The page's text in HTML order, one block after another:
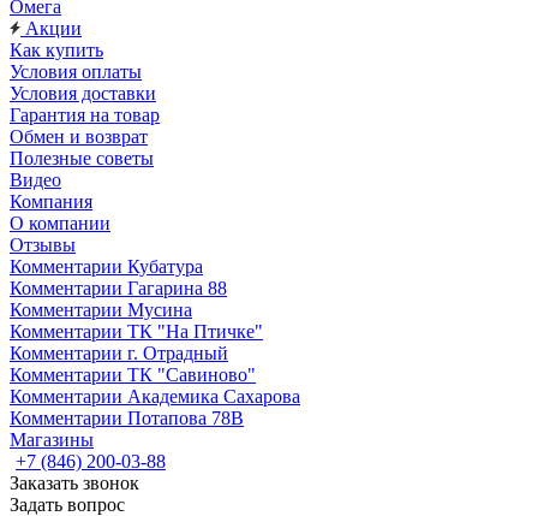
Омега
Акции
Как купить
Условия оплаты
Условия доставки
Гарантия на товар
Обмен и возврат
Полезные советы
Видео
Компания
О компании
Отзывы
Комментарии Кубатура
Комментарии Гагарина 88
Комментарии Мусина
Комментарии ТК "На Птичке"
Комментарии г. Отрадный
Комментарии ТК "Савиново"
Комментарии Академика Сахарова
Комментарии Потапова 78В
Магазины
+7 (846) 200-03-88
Заказать звонок
Задать вопрос